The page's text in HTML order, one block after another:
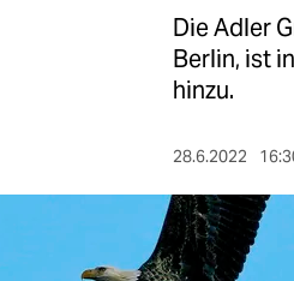
Die Adler
Berlin, ist
hinzu.
28.6.2022